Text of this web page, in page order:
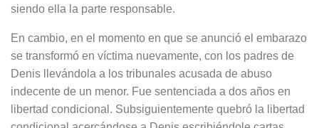
siendo ella la parte responsable.
En cambio, en el momento en que se anunció el embarazo
se transformó en víctima nuevamente, con los padres de
Denis llevándola a los tribunales acusada de abuso
indecente de un menor. Fue sentenciada a dos años en
libertad condicional. Subsiguientemente quebró la libertad